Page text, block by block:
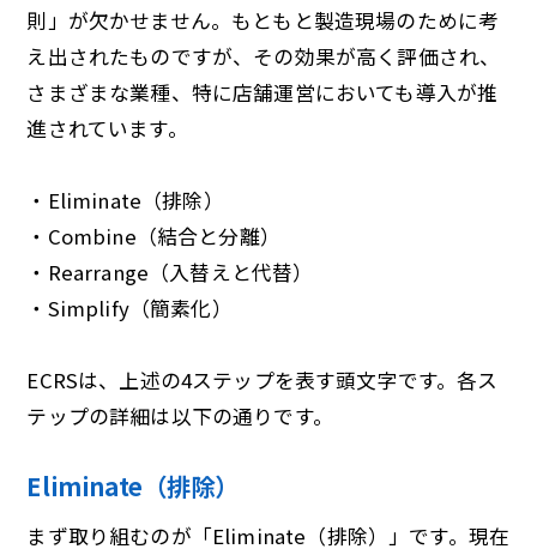
則」が欠かせません。もともと製造現場のために考
え出されたものですが、その効果が高く評価され、
さまざまな業種、特に店舗運営においても導入が推
進されています。
・Eliminate（排除）
・Combine（結合と分離）
・Rearrange（入替えと代替）
・Simplify（簡素化）
ECRSは、上述の4ステップを表す頭文字です。各ス
テップの詳細は以下の通りです。
Eliminate（排除）
まず取り組むのが「Eliminate（排除）」です。現在